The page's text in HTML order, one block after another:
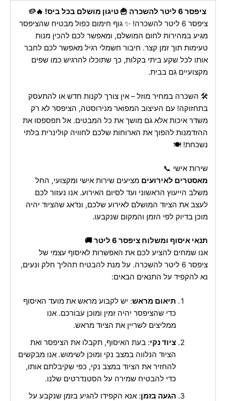
ציפסר 6 ליטר להשכרה 🍟 טיגון מושלם בכל ביס! 🔥🥔
ציפסר 6 ליטר להשכרה! ✨ גוף חימום כפול מבטיח שהציפסר
מגיע במהירות לחום המושלם, ומאפשר לכם להכין מנות
טעימות תוך זמן קצר. חיבור חשמלי רגיל מאפשר לכם לחבר
אותו לכל שקע ביתי בקלות, כך שתוכלו להרגיש כמו שפים
מקצועיים גם בבית.
🛠️ השכרה במחיר מוזל – אין צורך לקנות חדש או להתעסק
בתחזוקה! עם העיצוב המפואר מנירוסטה, הציפסר לא רק
משדר איכות אלא גם מושך את כל המבטים. אל תפספסו את
ההזדמנות להפוך את הארוחות שלכם לחוויה קולינרית בלתי
נשכחת! 🍽️
שירות אישי 📞
מאסטרים לאירועים מציעים שירות אישי ומקצועי, החל
משלב הייעוץ הראשוני ועד לסיום האירוע. אנו נעזור לכם
לעצב את הציוד המושלם לאירוע שלכם, ונדאג שהציוד יהיה
מוכן בדיוק לפי הזמן והמקום שנקבעו.
תנאי איסוף ומשלוח ציפסר 6 ליטר 🚚
אנו שמחים להציע לכם את האפשרות לאיסוף עצמי של
ציפסר 6 ליטר להשכרה. על מנת להבטיח תהליך חלק ונעים,
נא להקפיד על התנאים הבאים:
תיאום מראש: יש לקבוע מראש את מועד האיסוף
כדי שהציפסר יהיה זמין ומוכן עבורכם. אנו
ממליצים לשריין את הציוד מראש.
ציוד נקי: בעת האיסוף, תקבלו את הציפסר ואת
הציוד הנלווה במצב נקי ומוכן לשימוש. אנו מבקשים
להחזיר את הציוד במצב נקי, כפי שקיבלתם אותו,
כדי להבטיח שמירה על הסטנדרטים שלנו.
הגעה בזמן: אנא הקפידו להגיע בזמן שנקבע על